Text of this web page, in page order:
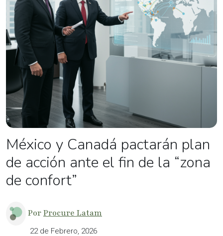
México y Canadá pactarán plan
de acción ante el fin de la “zona
de confort”
PorProcure Latam
22 de Febrero, 2026